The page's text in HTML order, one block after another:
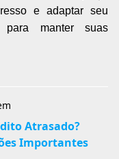
e adaptar seu
para manter suas
Atrasado?
Importantes